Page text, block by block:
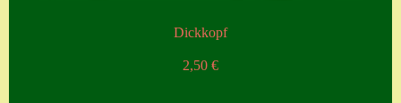
Dickkopf
2,50 €